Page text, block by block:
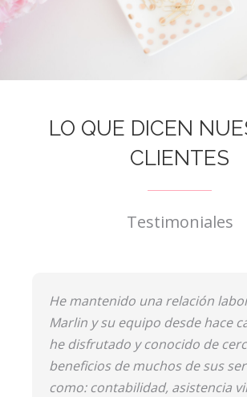
LO QUE DICEN
CLIENTES
Testimoniales
He mantenido una relación
Marlin y su equipo desde hace
he disfrutado y conocido de
beneficios de muchos de sus
como: contabilidad, asistencia